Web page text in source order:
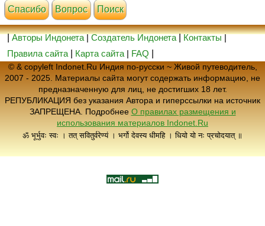
Cпасибо Вопрос Поиск
|Авторы Индонета|Создатель Индонета|Контакты|
Правила сайта
Карта сайта | FAQ
© & copyleft Indonet.Ru Индия по-русски ~ Живой путеводитель,
2007 - 2025. Материалы сайта могут содержать информацию, не
предназначенную для лиц, не достигших 18 лет.
РЕПУБЛИКАЦИЯ без указания Автора и гиперссылки на источник
ЗАПРЕЩЕНА. Подробнее О правилах размещения и
использования материалов Indonet.Ru
ॐ भूर्भुवः स्वः । तत् सवितुर्वरेण्यं । भर्गो देवस्य धीमहि । धियो यो नः प्रचोदयात् ॥